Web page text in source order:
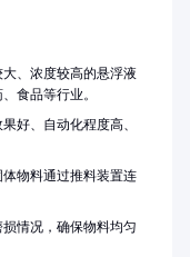
、浓度较高的悬浮液
食品等行业。
好、自动化程度高、
物料通过推料装置连
情况，确保物料均匀